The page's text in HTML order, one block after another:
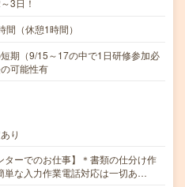
3日！
（休憩1時間）
期（9/15～17の中で1日研修参加必
可能性有
り
ターでのお仕事】＊書類の仕分け作
単な入力作業電話対応は一切あ…